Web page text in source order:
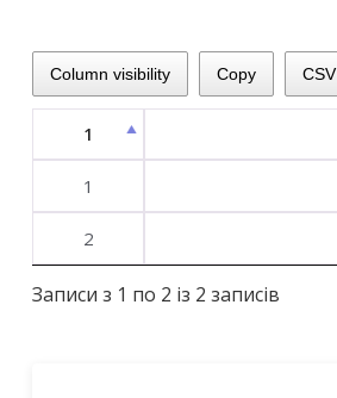
Column visibility Copy CSV
1
1
2
Записи з 1 по 2 із 2 записів